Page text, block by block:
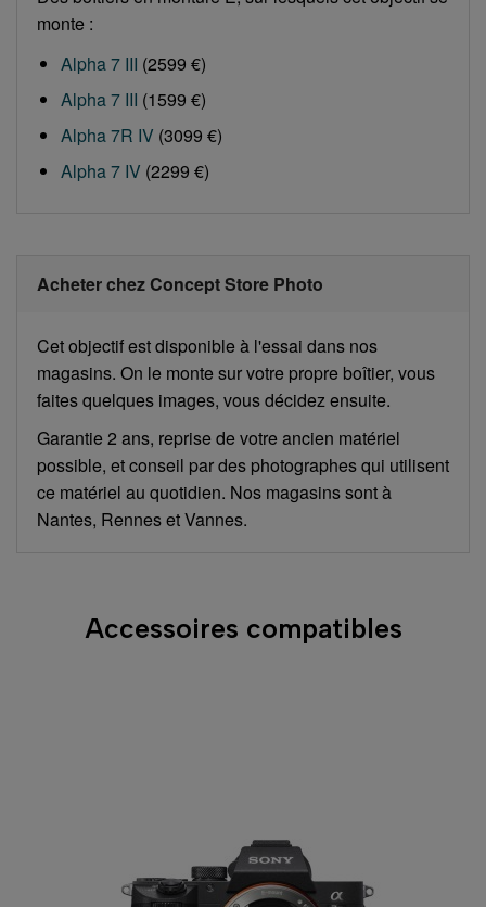
monte :
Alpha 7 III (2599 €)
Alpha 7 III (1599 €)
Alpha 7R IV (3099 €)
Alpha 7 IV (2299 €)
Acheter chez Concept Store Photo
Cet objectif est disponible à l'essai dans nos
magasins. On le monte sur votre propre boîtier, vous
faites quelques images, vous décidez ensuite.
Garantie 2 ans, reprise de votre ancien matériel
possible, et conseil par des photographes qui utilisent
ce matériel au quotidien. Nos magasins sont à
Nantes, Rennes et Vannes.
Accessoires compatibles